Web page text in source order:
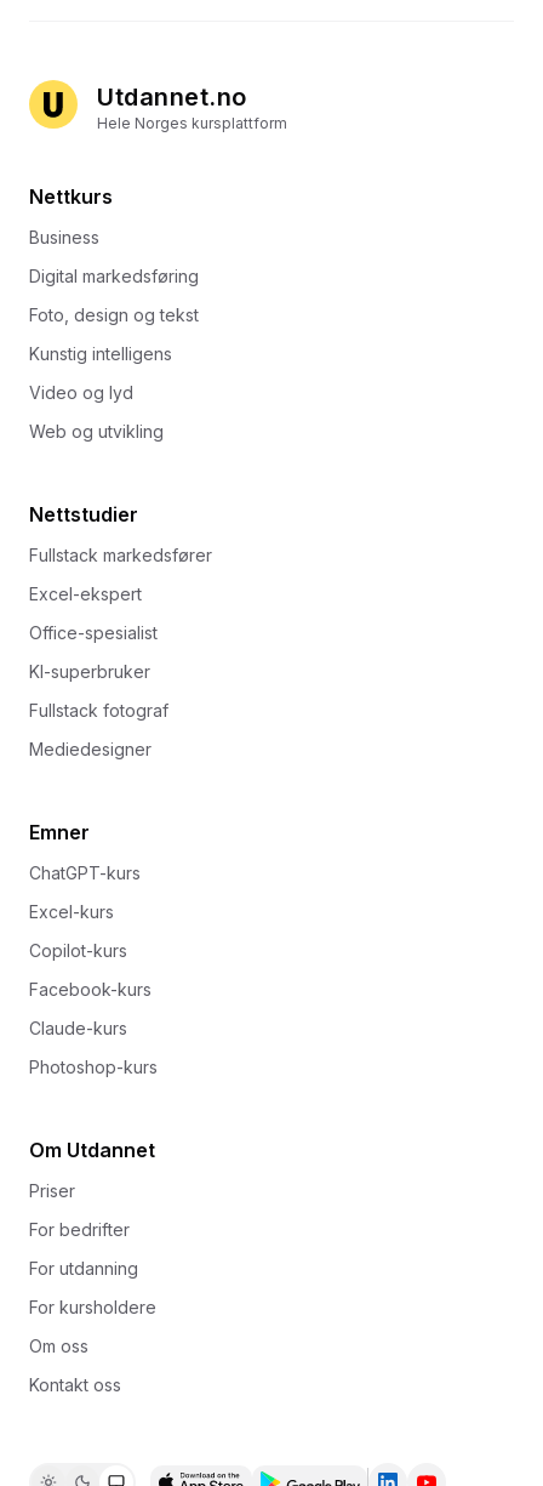
Utdannet.no
Hele Norges kursplattform
Nettkurs
Business
Digital markedsføring
Foto, design og tekst
Kunstig intelligens
Video og lyd
Web og utvikling
Nettstudier
Fullstack markedsfører
Excel-ekspert
Office-spesialist
KI-superbruker
Fullstack fotograf
Mediedesigner
Emner
ChatGPT-kurs
Excel-kurs
Copilot-kurs
Facebook-kurs
Claude-kurs
Photoshop-kurs
Om Utdannet
Priser
For bedrifter
For utdanning
For kursholdere
Om oss
Kontakt oss